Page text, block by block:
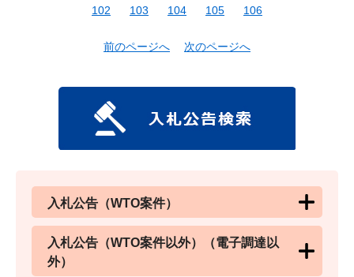
102
103 104 105 106
前のページへ 次のページへ
入札公告（WTO案件）
入札公告（WTO案件以外）（電子調達以
外）